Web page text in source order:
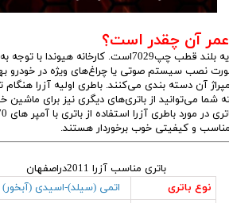
70 آمپر می‌باشد. البته شما می‌توانید از باتری‌های دیگری
مناسب و کیفیتی خوب برخوردار هستند.
باتری مناسب آزرا 2011دراصفهان
نوع باتری
اتمی (سیلد)-اسیدی (آبخور)